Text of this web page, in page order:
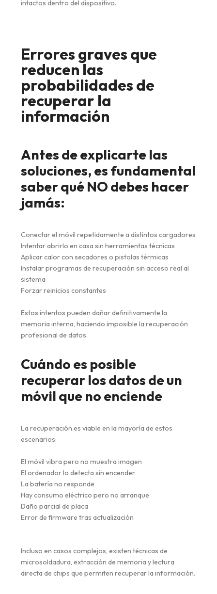
intactos dentro del dispositivo.
Errores graves que
reducen las
probabilidades de
recuperar la
información
Antes de explicarte las
soluciones, es fundamental
saber qué NO debes hacer
jamás:
Conectar el móvil repetidamente a distintos cargadores
Intentar abrirlo en casa sin herramientas técnicas
Aplicar calor con secadores o pistolas térmicas
Instalar programas de recuperación sin acceso real al
sistema
Forzar reinicios constantes
Estos intentos pueden dañar definitivamente la
memoria interna, haciendo imposible la recuperación
profesional de datos.
Cuándo es posible
recuperar los datos de un
móvil que no enciende
La recuperación es viable en la mayoría de estos
escenarios:
El móvil vibra pero no muestra imagen
El ordenador lo detecta sin encender
La batería no responde
Hay consumo eléctrico pero no arranque
Daño parcial de placa
Error de firmware tras actualización
Incluso en casos complejos, existen técnicas de
microsoldadura, extracción de memoria y lectura
directa de chips que permiten recuperar la información.